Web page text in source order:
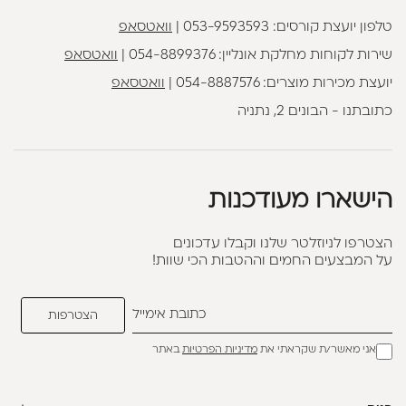
טלפון יועצת קורסים: 053-9593593 וואטסאפ
שירות לקוחות מחלקת אונליין:054-8899376 וואטסאפ
יועצת מכירות מוצרים:054-8887576 וואטסאפ
כתובתנו - הבונים 2, נתניה
הישארו מעודכנות
הצטרפו לניוזלטר שלנו וקבלו עדכונים
על המבצעים החמים וההטבות הכי שוות!
אני מאשר/ת שקראתי את מדיניות הפרטיותבאתר